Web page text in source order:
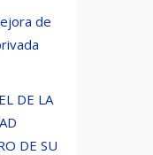
de
DE LA
DE SU